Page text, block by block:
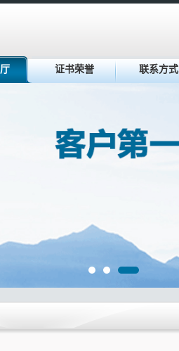
证书荣誉 联系方式